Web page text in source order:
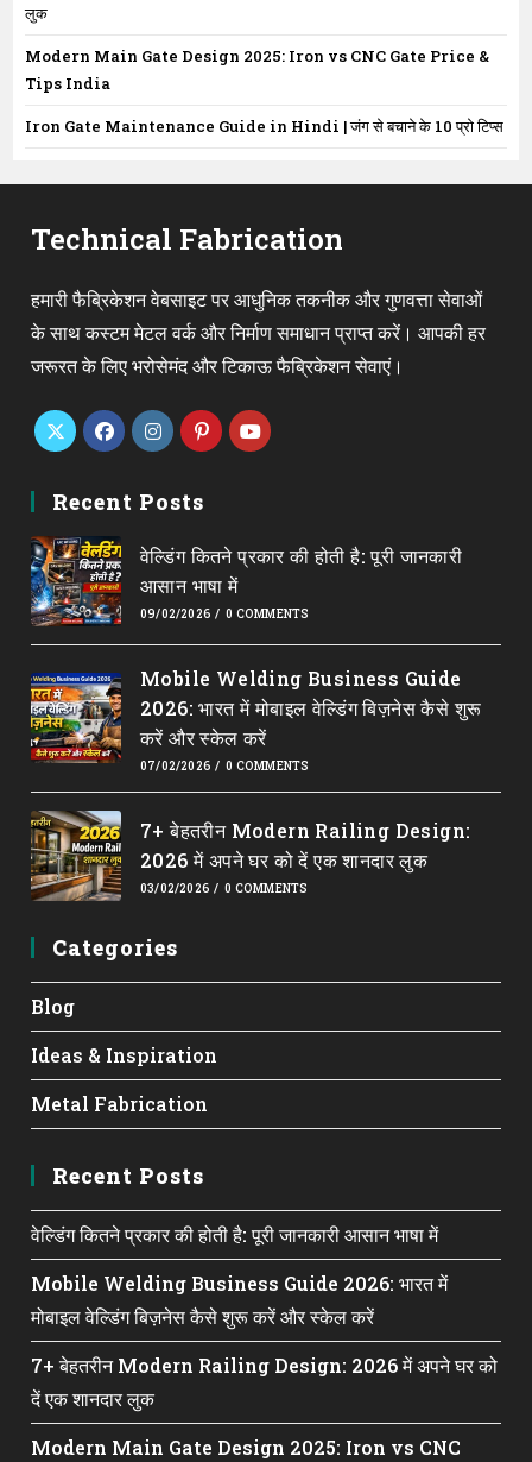
लुक
Modern Main Gate Design 2025: Iron vs CNC Gate Price &
Tips India
Iron Gate Maintenance Guide in Hindi | जंग से बचाने के 10 प्रो टिप्स
Technical Fabrication
हमारी फैब्रिकेशन वेबसाइट पर आधुनिक तकनीक और गुणवत्ता सेवाओं
के साथ कस्टम मेटल वर्क और निर्माण समाधान प्राप्त करें। आपकी हर
जरूरत के लिए भरोसेमंद और टिकाऊ फैब्रिकेशन सेवाएं।
in
new
tab
in
new
tab
in
new
tab
in
new
tab
new
tab
Recent Posts
वेल्डिंग कितने प्रकार की होती है: पूरी जानकारी
आसान भाषा में
09/02/2026 / 0 COMMENTS
Mobile Welding Business Guide
2026: भारत में मोबाइल वेल्डिंग बिज़नेस कैसे शुरू
करें और स्केल करें
07/02/2026 / 0 COMMENTS
7+ बेहतरीन Modern Railing Design:
2026 में अपने घर को दें एक शानदार लुक
03/02/2026 / 0 COMMENTS
Categories
Blog
Ideas & Inspiration
Metal Fabrication
Recent Posts
वेल्डिंग कितने प्रकार की होती है: पूरी जानकारी आसान भाषा में
Mobile Welding Business Guide 2026: भारत में
मोबाइल वेल्डिंग बिज़नेस कैसे शुरू करें और स्केल करें
7+ बेहतरीन Modern Railing Design: 2026 में अपने घर को
दें एक शानदार लुक
Modern Main Gate Design 2025: Iron vs CNC